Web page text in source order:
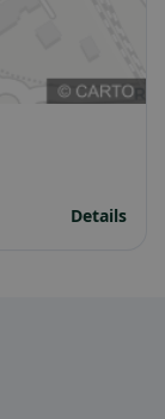
Details